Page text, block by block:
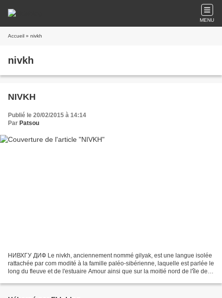
MENU
Accueil » nivkh
nivkh
NIVKH
Publié le 20/02/2015 à 14:14
Par Patsou
НИВХГУ ДИФ Le nivkh, anciennement nommé gilyak, est une langue isolée
rattachée par com modité à la famille paléo-sibérienne, laquelle est parlée le
long du fleuve et de l'estuaire Amour ainsi que sur la moitié nord de l'île de